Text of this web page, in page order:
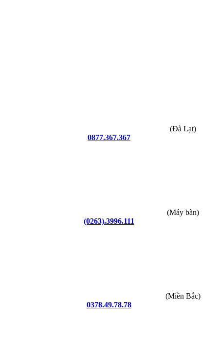
(Đà Lạt)
0877.367.367
(Máy bàn)
(0263).3996.111
(Miền Bắc)
0378.49.78.78